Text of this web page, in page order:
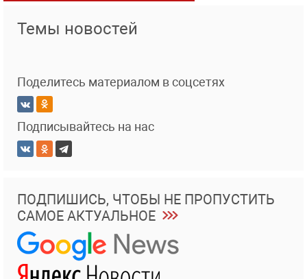
Темы новостей
Поделитесь материалом в соцсетях
Подписывайтесь на нас
ПОДПИШИСЬ, ЧТОБЫ НЕ ПРОПУСТИТЬ
САМОЕ АКТУАЛЬНОЕ